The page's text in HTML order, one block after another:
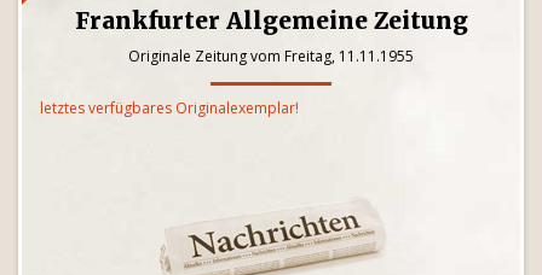
Frankfurter Allgemeine Zeitung
Originale Zeitung vom Freitag, 11.11.1955
letztes verfügbares Originalexemplar!